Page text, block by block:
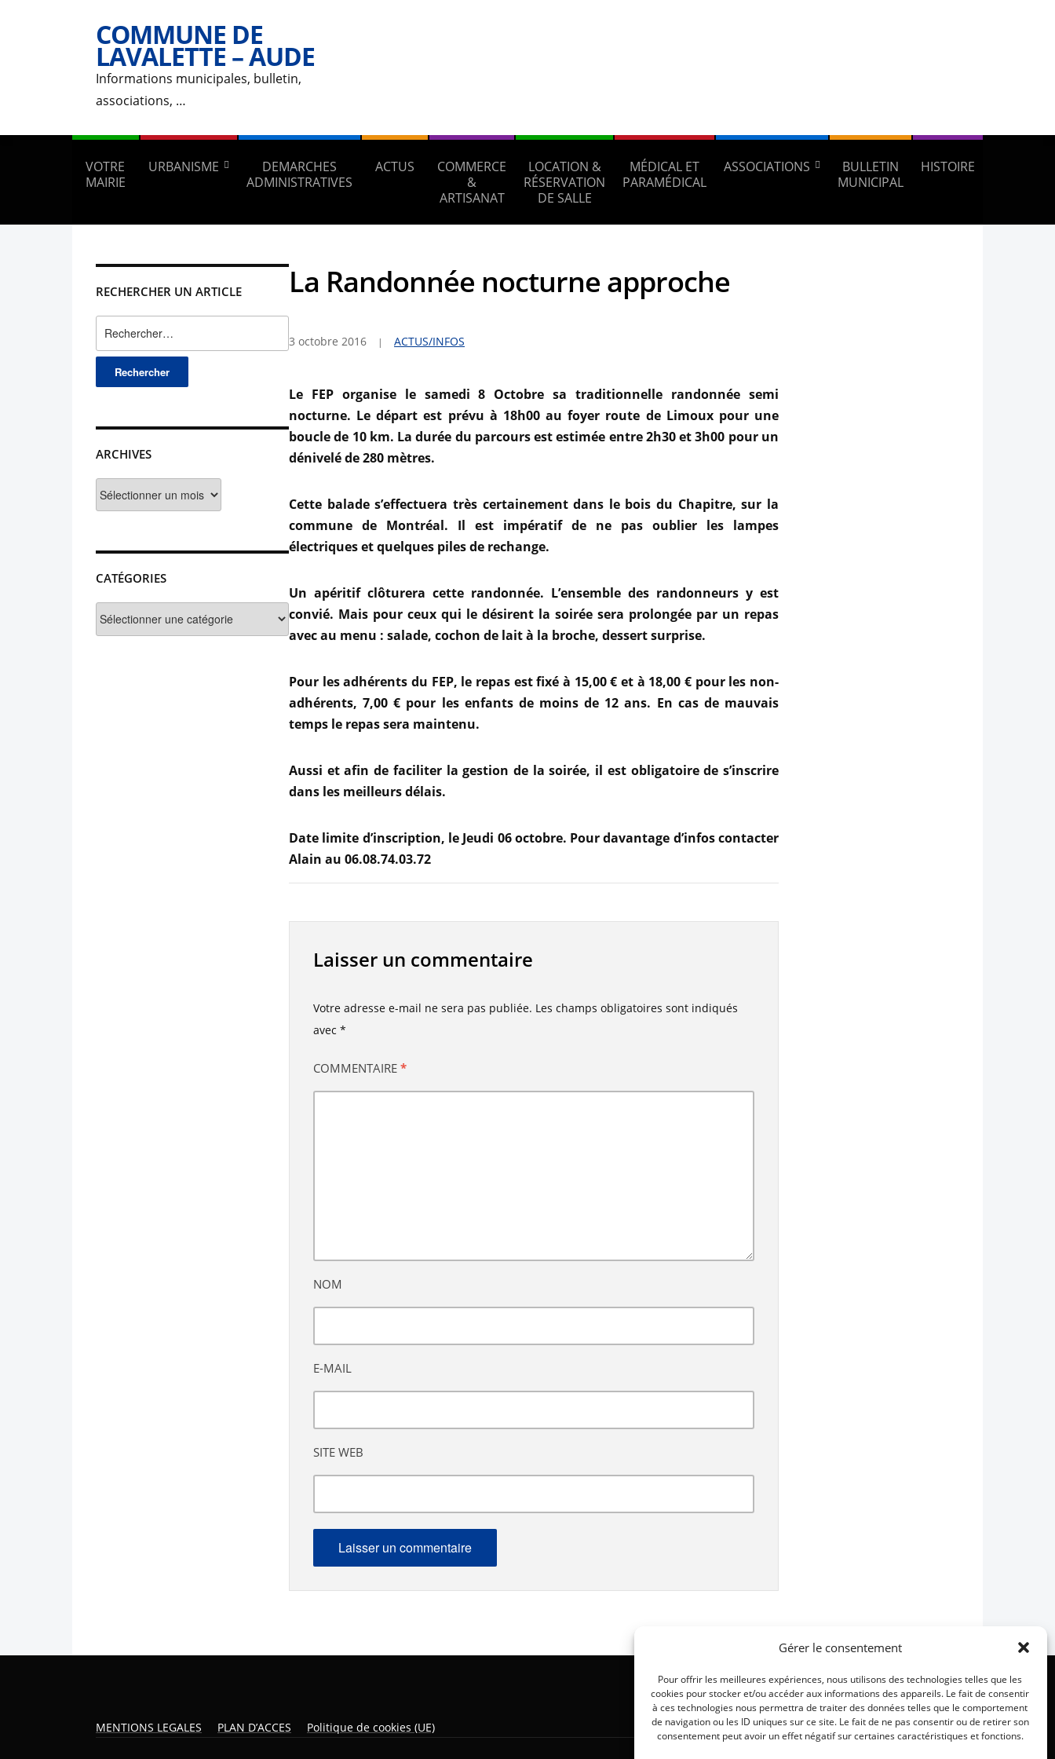
Gérer le consentement
Pour offrir les meilleures expériences, nous utilisons des technologies telles que les
cookies pour stocker et/ou accéder aux informations des appareils. Le fait de consentir
à ces technologies nous permettra de traiter des données telles que le comportement
de navigation ou les ID uniques sur ce site. Le fait de ne pas consentir ou de retirer son
consentement peut avoir un effet négatif sur certaines caractéristiques et fonctions.
COMMUNE DE
LAVALETTE – AUDE
Informations municipales, bulletin,
associations, …
VOTRE
MAIRIE
URBANISME
DEMARCHES
ADMINISTRATIVES
ACTUS
COMMERCE
&
ARTISANAT
LOCATION &
RÉSERVATION
DE SALLE
MÉDICAL ET
PARAMÉDICAL
ASSOCIATIONS
BULLETIN
MUNICIPAL
HISTOIRE
RECHERCHER UN ARTICLE
ARCHIVES
CATÉGORIES
La Randonnée nocturne approche
3 octobre 2016 ACTUS/INFOS
Le FEP organise le samedi 8 Octobre sa traditionnelle randonnée semi
nocturne. Le départ est prévu à 18h00 au foyer route de Limoux pour une
boucle de 10 km. La durée du parcours est estimée entre 2h30 et 3h00 pour un
dénivelé de 280 mètres.
Cette balade s’effectuera très certainement dans le bois du Chapitre, sur la
commune de Montréal. Il est impératif de ne pas oublier les lampes
électriques et quelques piles de rechange.
Un apéritif clôturera cette randonnée. L’ensemble des randonneurs y est
convié. Mais pour ceux qui le désirent la soirée sera prolongée par un repas
avec au menu : salade, cochon de lait à la broche, dessert surprise.
Pour les adhérents du FEP, le repas est fixé à 15,00 € et à 18,00 € pour les non-
adhérents, 7,00 € pour les enfants de moins de 12 ans. En cas de mauvais
temps le repas sera maintenu.
Aussi et afin de faciliter la gestion de la soirée, il est obligatoire de s’inscrire
dans les meilleurs délais.
Date limite d’inscription, le Jeudi 06 octobre. Pour davantage d’infos contacter
Alain au 06.08.74.03.72
Laisser un commentaire
Votre adresse e-mail ne sera pas publiée. Les champs obligatoires sont indiqués
avec *
COMMENTAIRE *
NOM
E-MAIL
SITE WEB
MENTIONS LEGALES PLAN D’ACCES Politique de cookies (UE)